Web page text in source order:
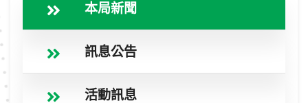
本局新聞
訊息公告
活動訊息